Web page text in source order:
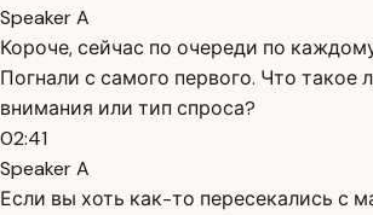
Speaker A
Короче, сейчас по очереди по
Погнали с самого первого. Что такое
внимания или тип спроса?
02:41
Speaker A
Если вы хоть как-то пересекались с